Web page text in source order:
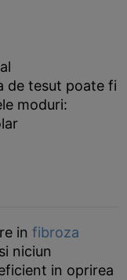
de tesut poate fi
moduri:
in fibroza
niciun
in oprirea